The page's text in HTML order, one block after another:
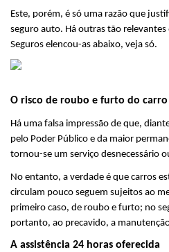
Este, porém, é só uma razão que
seguro auto. Há outras tão relevantes
Seguros elencou-as abaixo, veja só.
O risco de roubo e furto do carro
Há uma falsa impressão de que,
pelo Poder Público e da maior
tornou-se um serviço desnecessário
No entanto, a verdade é que carros
circulam pouco seguem sujeitos ao
primeiro caso, de roubo e furto; no
portanto, ao precavido, a
A assistência 24 horas oferecida